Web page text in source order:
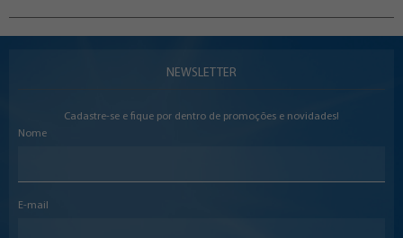
NEWSLETTER
Cadastre-se e fique por dentro de promoções e novidades!
Nome
E-mail